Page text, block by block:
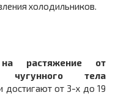
холодильников.
на растяжение от
чугунного тела
достигают от 3-х до 19